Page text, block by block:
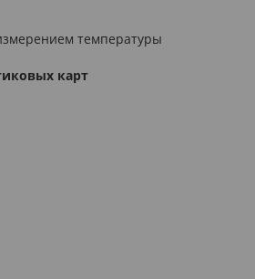
температуры
карт